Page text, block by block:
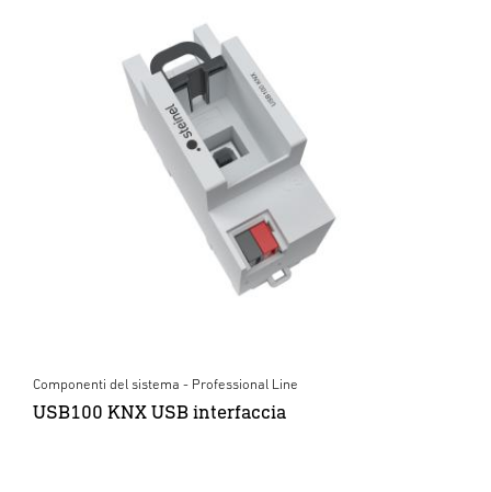
Componenti del sistema - Professional Line
USB100 KNX USB interfaccia